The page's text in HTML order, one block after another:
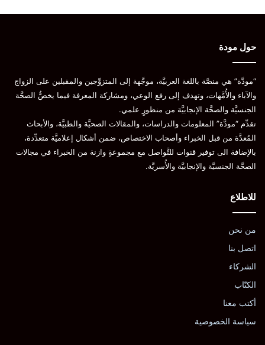
حول مودة
“مودَّة” هي منصَّة باللغة العربيَّة، موجَّهة إلى المتزوِّجين والمقبلين على الزواج
والآباء والأُمَّهات، وتهدف إلى رفع الوعي، ومشاركة المعرفة فيما يخصُّ الصحَّة
الجنسيَّة والصحَّة الإنجابيَّة من منظورٍ علمي.
تقدِّم “مودَّة” المعلومات والدراسات، والمقالات الصحيَّة والطبيَّة، والأبحاث
المُعدَّة من قبل الخبراء وأصحاب الاختصاص، ضمن أشكال إعلاميَّة متعدِّدة،
بالإضافة الى توفير قنوات للتَّواصل مع مجموعةٍ وازنة من الخبراء في مجالات
الصحَّة الجنسيَّة والإنجابيَّة والأُسريَّة.
للاطلاع
من نحن
اتصل بنا
الشركاء
الكتّاب
أكتب معنا
سياسة الخصوصية